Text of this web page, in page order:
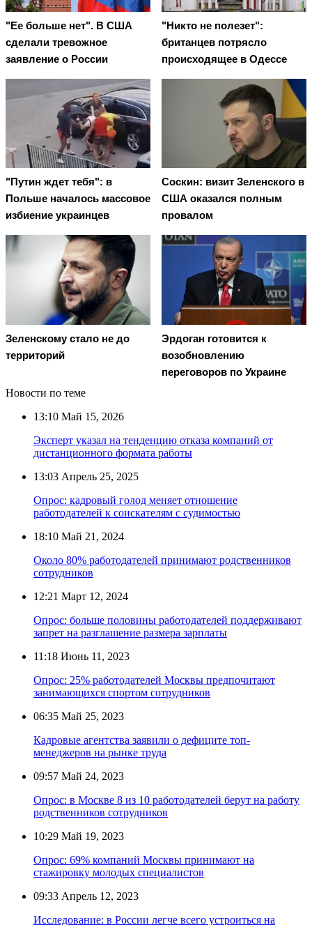
"Ее больше нет". В США
сделали тревожное
заявление о России
"Никто не полезет":
британцев потрясло
происходящее в Одессе
"Путин ждет тебя": в
Польше началось массовое
избиение украинцев
Соскин: визит Зеленского в
США оказался полным
провалом
Зеленскому стало не до
территорий
Эрдоган готовится к
возобновлению
переговоров по Украине
Новости по теме
13:10 Май 15, 2026
Эксперт указал на тенденцию отказа компаний от
дистанционного формата работы
13:03 Апрель 25, 2025
Опрос: кадровый голод меняет отношение
работодателей к соискателям с судимостью
18:10 Май 21, 2024
Около 80% работодателей принимают родственников
сотрудников
12:21 Март 12, 2024
Опрос: больше половины работодателей поддерживают
запрет на разглашение размера зарплаты
11:18 Июнь 11, 2023
Опрос: 25% работодателей Москвы предпочитают
занимающихся спортом сотрудников
06:35 Май 25, 2023
Кадровые агентства заявили о дефиците топ-
менеджеров на рынке труда
09:57 Май 24, 2023
Опрос: в Москве 8 из 10 работодателей берут на работу
родственников сотрудников
10:29 Май 19, 2023
Опрос: 69% компаний Москвы принимают на
стажировку молодых специалистов
09:33 Апрель 12, 2023
Исследование: в России легче всего устроиться на